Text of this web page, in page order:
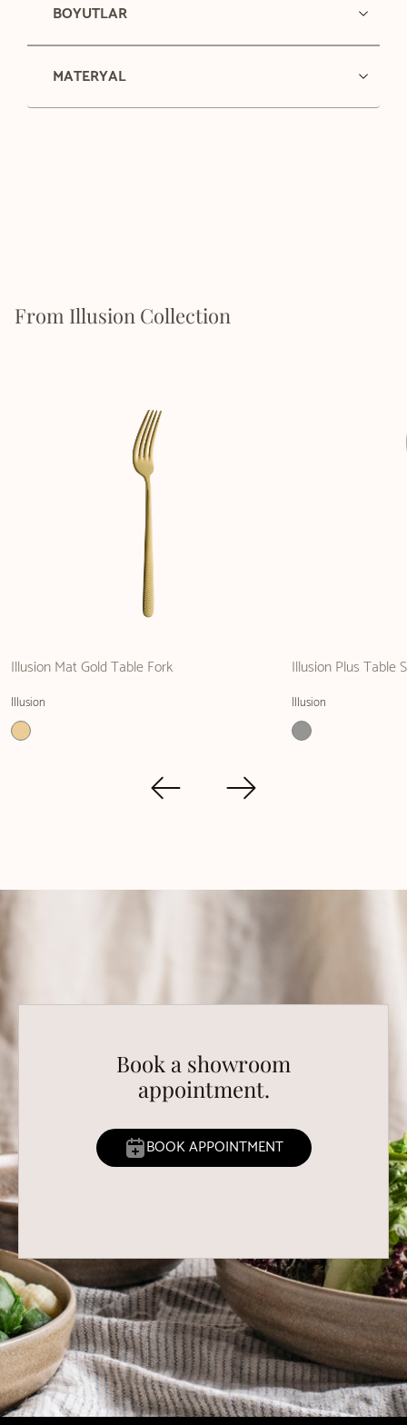
BOYUTLAR
MATERYAL
From Illusion Collection
Illusion Mat Gold Table Fork
Illusion
Illusion Plus Table
Illusion
Book a showroom
appointment.
BOOK APPOINTMENT